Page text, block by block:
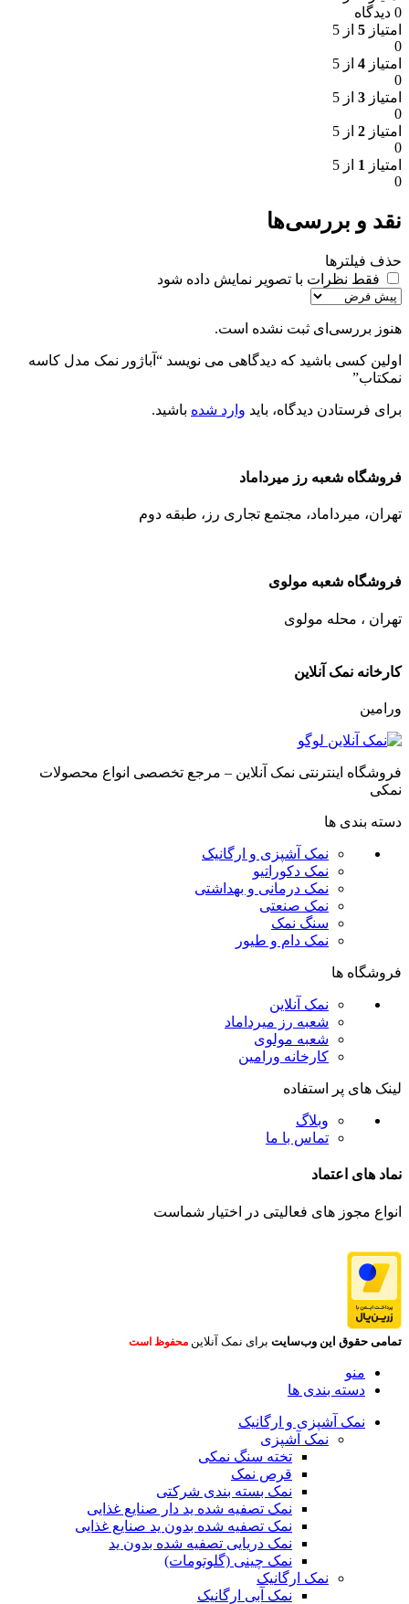
0 دیدگاه
امتیاز 5 از 5
0
امتیاز 4 از 5
0
امتیاز 3 از 5
0
امتیاز 2 از 5
0
امتیاز 1 از 5
0
نقد و بررسی‌ها
حذف فیلترها
فقط نظرات با تصویر نمایش داده شود
هنوز بررسی‌ای ثبت نشده است.
اولین کسی باشید که دیدگاهی می نویسد “آباژور نمک مدل کاسه
نمکتاب”
برای فرستادن دیدگاه، باید وارد شده باشید.
فروشگاه شعبه رز میرداماد
تهران، میرداماد، مجتمع تجاری رز،‌ طبقه دوم
فروشگاه شعبه مولوی
تهران ، محله مولوی
کارخانه نمک آنلاین
ورامین
فروشگاه اینترنتی نمک آنلاین – مرجع تخصصی انواع محصولات
نمکی
دسته بندی ها
نمک آشپزی و ارگانیک
نمک دکوراتیو
نمک درمانی و بهداشتی
نمک صنعتی
سنگ نمک
نمک دام و طیور
فروشگاه ها
نمک آنلاین
شعبه رز میرداماد
شعبه مولوی
کارخانه ورامین
لینک های پر استفاده
وبلاگ
تماس با ما
نماد های اعتماد
انواع مجوز های فعالیتی در اختیار شماست
تمامی حقوق این وب‌سایت برای نمک آنلاین محفوظ است
منو
دسته بندی ها
نمک آشپزی و ارگانیک
نمک آشپزی
تخته سنگ نمکی
قرص نمک
نمک بسته بندی شرکتی
نمک تصفیه شده ید دار صنایع غذایی
نمک تصفیه شده بدون ید صنایع غذایی
نمک دریایی تصفیه شده بدون ید
نمک چینی (گلوتومات)
نمک ارگانیک
نمک آبی ارگانیک